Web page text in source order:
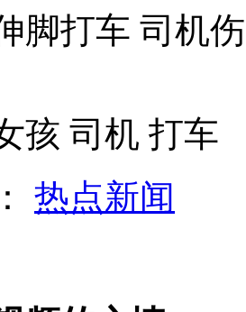
罚款21.9万元
公共场所禁烟
人 警民合力深夜将其击毙
人 痛下狠手拳打脚踢
打车 司机伤
孩 司机 打车
热点新闻